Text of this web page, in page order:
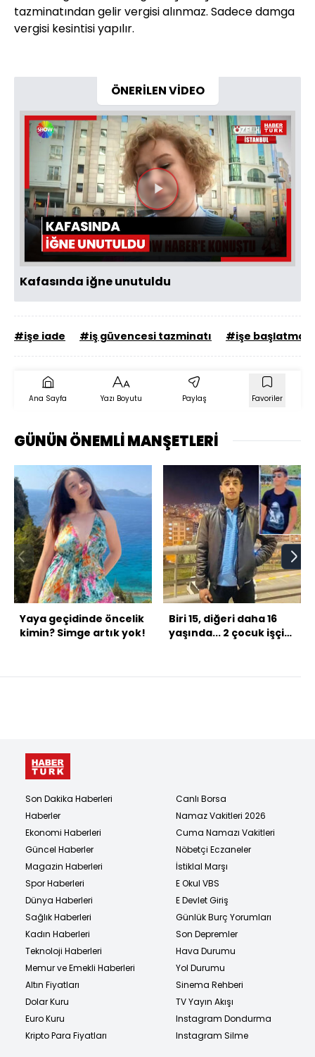
tazminatından gelir vergisi alınmaz. Sadece damga
vergisi kesintisi yapılır.
ÖNERİLEN VİDEO
Videoyu
Oynat
Kafasında iğne unutuldu
#işe iade #iş güvencesi tazminatı #işe
Ana Sayfa Yazı Boyutu Paylaş Favoriler
GÜNÜN ÖNEMLİ MANŞETLERİ
Yaya geçidinde öncelik
kimin? Simge artık yok!
Biri 15, diğeri daha 16
yaşında... 2 çocuk işçi
Son Dakika Haberleri
Haberler
Ekonomi Haberleri
Güncel Haberler
Magazin Haberleri
Spor Haberleri
Dünya Haberleri
Sağlık Haberleri
Kadın Haberleri
Teknoloji Haberleri
Memur ve Emekli Haberleri
Altın Fiyatları
Dolar Kuru
Euro Kuru
Kripto Para Fiyatları
Canlı Borsa
Namaz Vakitleri 2026
Cuma Namazı Vakitleri
Nöbetçi Eczaneler
İstiklal Marşı
E Okul VBS
E Devlet Giriş
Günlük Burç Yorumları
Son Depremler
Hava Durumu
Yol Durumu
Sinema Rehberi
TV Yayın Akışı
Instagram Dondurma
Instagram Silme